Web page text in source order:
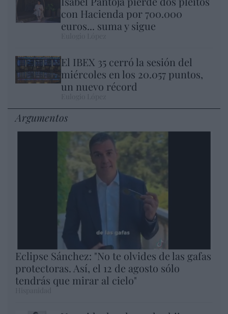
con Hacienda por 700.000
euros... suma y sigue
El IBEX 35 cerró la sesión del
miércoles en los 20.057 puntos,
un nuevo récord
Argumentos
Eclipse Sánchez: "No te olvides de las gafas
protectoras. Así, el 12 de agosto sólo
tendrás que mirar al cielo"